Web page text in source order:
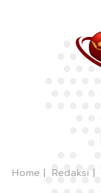
Home Redaksi